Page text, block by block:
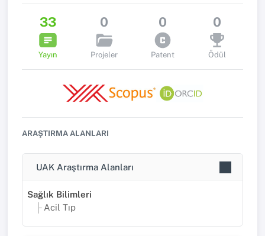
33
Yayın
0
Projeler
0
Patent
0
Ödül
ARAŞTIRMA ALANLARI
UAK Araştırma Alanları
Sağlık Bilimleri
Acil Tıp